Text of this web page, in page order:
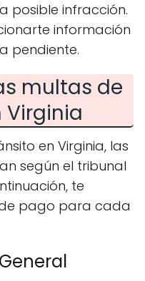
posible infracción.
información
pendiente.
multas de
en Virginia, las
según el tribunal
te
pago para cada